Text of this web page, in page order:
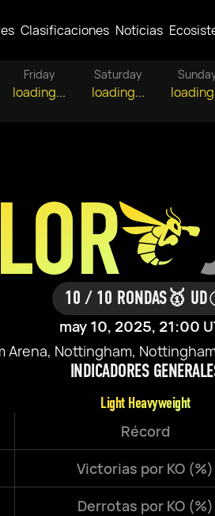
Clasificaciones Noticias
Friday
loading...
Saturday
loading...
10 / 10 RONDAS🥇 UD
may 10, 2025, 21:00
Arena, Nottingham,
INDICADORES
Light Heavyweight
Récord
Victorias por KO (%)
Derrotas por KO (%)